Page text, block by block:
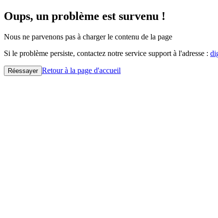
Oups, un problème est survenu !
Nous ne parvenons pas à charger le contenu de la page
Si le problème persiste, contactez notre service support à l'adresse :
Réessayer Retour à la page d'accueil